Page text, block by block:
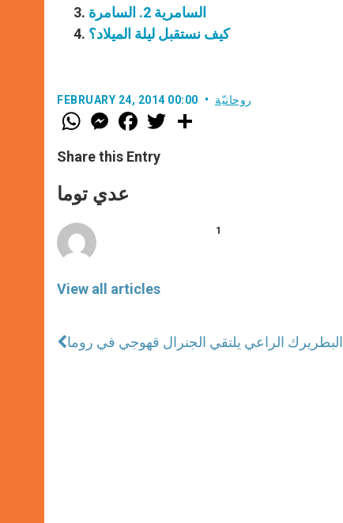
السامرية 2. السامرة
كيف نستقبل ليلة الميلاد؟
FEBRUARY 24, 2014 00:00 روحانيّة
W
h
t
s
p
p
M
e
s
e
g
e
F
a
e
b
w
Share this Entry
عدي توما
View all articles
1
البطريرك الراعي يلتقي الجنرال قهوجي في روما